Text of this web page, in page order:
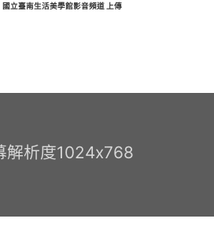
國立臺南生活美學館影音頻道 上傳
解析度1024x768